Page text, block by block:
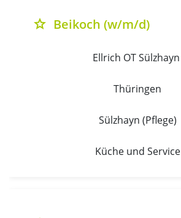
grade Beikoch (w/m/d)
Ellrich OT Sülzhayn
Thüringen
Sülzhayn (Pflege)
Küche und Service